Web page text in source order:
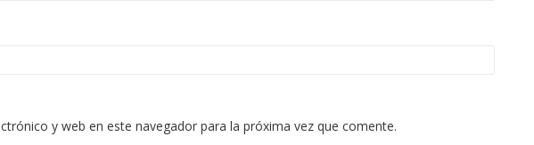
y web en este navegador para la próxima vez que comente.